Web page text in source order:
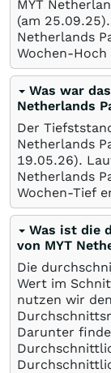
MYT
(am 25.09.25
Netherlands
Wochen-
Was war
Netherlands
Der
Netherlands
19.05.26).
Netherlands
Wochen-Tief
Was ist die
von MYT
Die
Wert im
nutzen wir
Darunter